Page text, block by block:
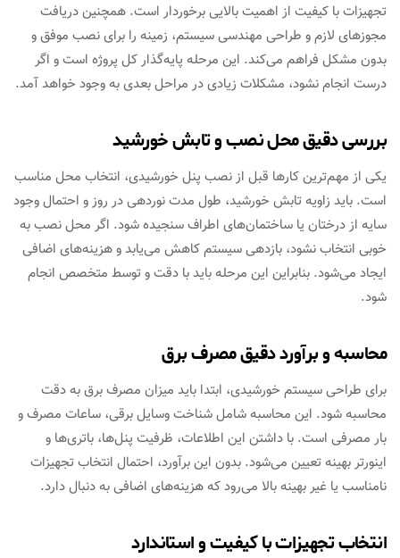
تجهیزات با کیفیت از اهمیت بالایی برخوردار است. همچنین دریافت
مجوزهای لازم و طراحی مهندسی سیستم، زمینه را برای نصب موفق و
بدون مشکل فراهم می‌کند. این مرحله پایه‌گذار کل پروژه است و اگر
درست انجام نشود، مشکلات زیادی در مراحل بعدی به وجود خواهد آمد.
بررسی دقیق محل نصب و تابش خورشید
یکی از مهم‌ترین کارها قبل از نصب پنل خورشیدی، انتخاب محل مناسب
است. باید زاویه تابش خورشید، طول مدت نوردهی در روز و احتمال وجود
سایه از درختان یا ساختمان‌های اطراف سنجیده شود. اگر محل نصب به
خوبی انتخاب نشود، بازدهی سیستم کاهش می‌یابد و هزینه‌های اضافی
ایجاد می‌شود. بنابراین این مرحله باید با دقت و توسط متخصص انجام
شود.
محاسبه و برآورد دقیق مصرف برق
برای طراحی سیستم خورشیدی، ابتدا باید میزان مصرف برق به دقت
محاسبه شود. این محاسبه شامل شناخت وسایل برقی، ساعات مصرف و
بار مصرفی است. با داشتن این اطلاعات، ظرفیت پنل‌ها، باتری‌ها و
اینورتر بهینه تعیین می‌شود. بدون این برآورد، احتمال انتخاب تجهیزات
نامناسب یا غیر بهینه بالا می‌رود که هزینه‌های اضافی به دنبال دارد.
انتخاب تجهیزات با کیفیت و استاندارد